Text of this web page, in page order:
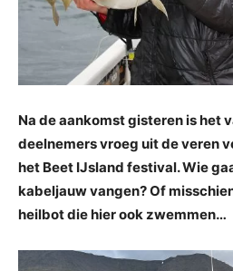
Na de aankomst gisteren is het
deelnemers vroeg uit de veren
het Beet IJsland festival. Wie
kabeljauw vangen? Of
heilbot die hier ook zwemmen…